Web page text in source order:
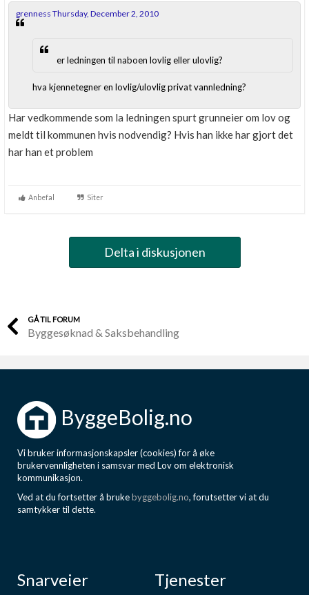
grenness Thursday, December 2, 2010
er ledningen til naboen lovlig eller ulovlig?
hva kjennetegner en lovlig/ulovlig privat vannledning?
Har vedkommende som la ledningen spurt grunneier om lov og
meldt til kommunen hvis nodvendig? Hvis han ikke har gjort det
har han et problem
Anbefal Siter
Delta i diskusjonen
GÅ TIL FORUM
Byggesøknad & Saksbehandling
ByggeBolig.no
Vi bruker informasjonskapsler (cookies) for å øke
brukervennligheten i samsvar med Lov om elektronisk
kommunikasjon.
Ved at du fortsetter å brukebyggebolig.no, forutsetter vi at du
samtykker til dette.
Snarveier Tjenester